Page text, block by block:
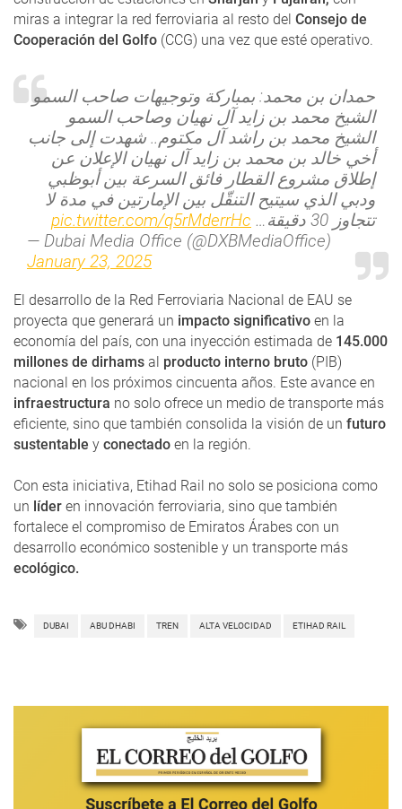
miras a integrar la red ferroviaria al resto del Consejo de
Cooperación del Golfo (CCG) una vez que esté operativo.
حمدان بن محمد: بمباركة وتوجيهات صاحب السمو
الشيخ محمد بن زايد آل نهيان وصاحب السمو
الشيخ محمد بن راشد آل مكتوم.. شهدت إلى جانب
أخي خالد بن محمد بن زايد آل نهيان الإعلان عن
إطلاق مشروع القطار فائق السرعة بين أبوظبي
ودبي الذي سيتيح التنقّل بين الإمارتين في مدة لا
تتجاوز 30 دقيقة…
pic.twitter.com/q5rMderrHc
— Dubai Media Office (@DXBMediaOffice)
January 23, 2025
El desarrollo de la Red Ferroviaria Nacional de EAU se
proyecta que generará un impacto significativo en la
economía del país, con una inyección estimada de 145.000
millones de dirhams al producto interno bruto (PIB)
nacional en los próximos cincuenta años. Este avance en
infraestructura no solo ofrece un medio de transporte más
eficiente, sino que también consolida la visión de un futuro
sustentable y conectado en la región.
Con esta iniciativa, Etihad Rail no solo se posiciona como
un líder en innovación ferroviaria, sino que también
fortalece el compromiso de Emiratos Árabes con un
desarrollo económico sostenible y un transporte más
ecológico.
DUBAI ABU DHABI TREN ALTA VELOCIDAD ETIHAD RAIL